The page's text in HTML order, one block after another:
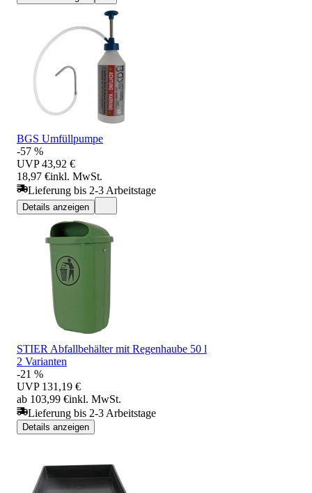
BGS Umfüllpumpe
-57 %
UVP 43,92 €
18,97 €inkl. MwSt.
Lieferung bis 2-3 Arbeitstage
Details anzeigen
STIER Abfallbehälter mit Regenhaube 50 l
2 Varianten
-21 %
UVP 131,19 €
ab 103,99 €inkl. MwSt.
Lieferung bis 2-3 Arbeitstage
Details anzeigen